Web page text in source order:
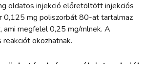
oldatos injekció előretöltött injekciós
0,125 mg poliszorbát 80-at tartalmaz
ami megfelel 0,25 mg/mlnek. A
okozhatnak.